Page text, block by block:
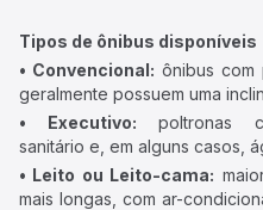
Tipos de ônibus disponíveis
• Convencional: ônibus com
geralmente possuem uma
• Executivo: poltronas
sanitário e, em alguns casos,
• Leito ou Leito-cama:
mais longas, com ar-